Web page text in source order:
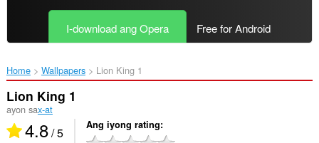
I-download ang Opera Free for Android
Home Wallpapers Lion King 1‎
Lion King 1
ayon sax-at
4.8/ 5 Ang iyong rating